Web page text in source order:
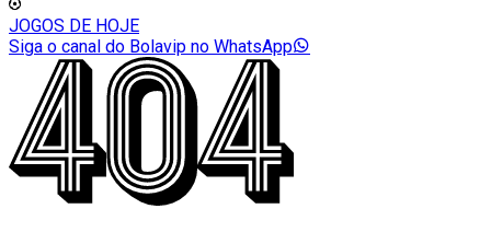
JOGOS DE HOJE
Siga o canal do Bolavip no WhatsApp